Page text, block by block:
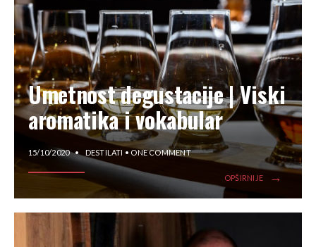
Umetnost degustacije | Viski
aromatika i vokabular
15/10/2020 • DESTILATI • ONE COMMENT
OPŠIRNIJE →